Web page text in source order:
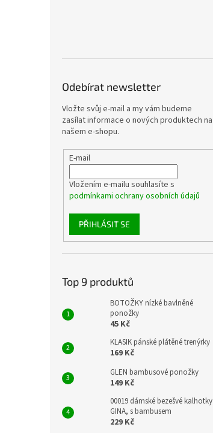
Odebírat newsletter
Vložte svůj e-mail a my vám budeme
zasílat informace o nových produktech na
našem e-shopu.
E-mail
Vložením e-mailu souhlasíte s
podmínkami ochrany osobních údajů
PŘIHLÁSIT SE
Top 9 produktů
BOTOŽKY nízké bavlněné
ponožky
45 Kč
KLASIK pánské plátěné trenýrky
169 Kč
GLEN bambusové ponožky
149 Kč
00019 dámské bezešvé kalhotky
GINA, s bambusem
229 Kč